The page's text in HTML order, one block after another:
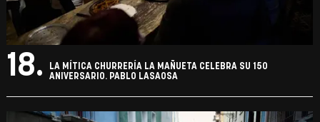
18.
LA MÍTICA CHURRERÍA LA MAÑUETA CELEBRA SU 150
ANIVERSARIO. PABLO LASAOSA